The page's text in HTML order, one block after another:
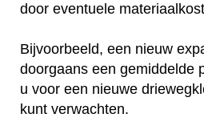
door eventuele
Bijvoorbeeld, een nieuw
doorgaans een gemiddelde
u voor een nieuwe
kunt verwachten.